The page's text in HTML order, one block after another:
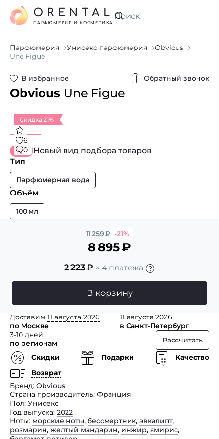
Искать
ORENTAL
ПАРФЮМЕРИЯ И КОСМЕТИКА
Парфюмерия Унисекс парфюмерия
Obvious
Une Figue
В избранное Обратный звонок
Obvious Une Figue
Скидка 21%
6
0
Новый вид подбора товаров
Тип
Парфюмерная вода
Объём
100 мл
11 259₽ -21%
8 895₽
2 223₽ × 4 платежа
В корзину
Доставим 11 августа 2026
по Москве
11 августа 2026
в Санкт-Петербург
3-10 дней
по регионам
Рассчитать
Скидки
Подарки
Качество
Возврат
Бренд Obvious
Страна производитель Франция
Пол Унисекс
Год выпуска 2022
Ноты морские ноты, бессмертник, эвкалипт,
розмарин, желтый мандарин, инжир, амирис,